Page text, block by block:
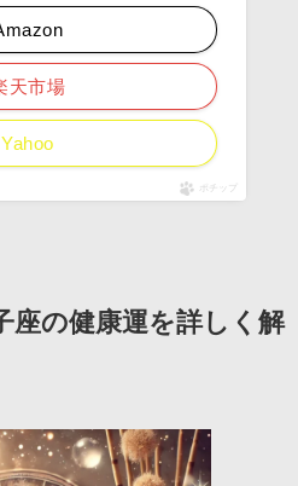
天市場
Yahoo
ポチップ
座の健康運を詳しく解